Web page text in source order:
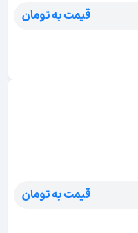
قیمت به تومان
قیمت به تومان